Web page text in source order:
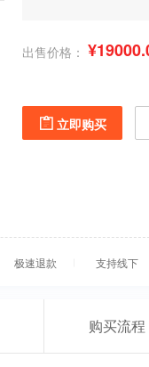
出售价格：
立即购买
极速退款 支持线下
购买流程